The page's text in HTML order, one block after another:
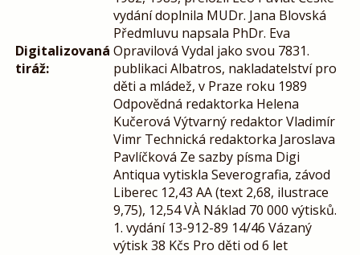
Digitalizovaná
tiráž:
vydání doplnila MUDr. Jana Blovská
Předmluvu napsala PhDr. Eva
Opravilová Vydal jako svou 7831.
publikaci Albatros, nakladatelství pro
děti a mládež, v Praze roku 1989
Odpovědná redaktorka Helena
Kučerová Výtvarný redaktor Vladimír
Vimr Technická redaktorka Jaroslava
Pavlíčková Ze sazby písma Digi
Antiqua vytiskla Severografia, závod
Liberec 12,43 AA (text 2,68, ilustrace
9,75), 12,54 VÀ Náklad 70 000 výtisků.
1. vydání 13-912-89 14/46 Vázaný
výtisk 38 Kčs Pro děti od 6 let